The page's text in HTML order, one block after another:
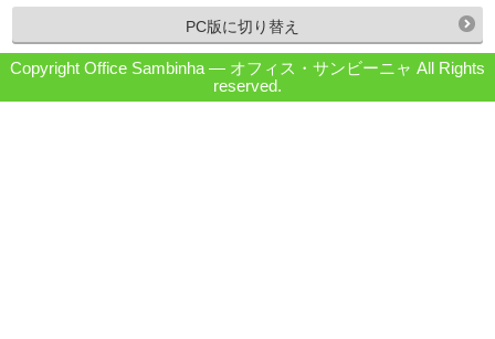
PC版に切り替え
Copyright Office Sambinha ― オフィス・サンビーニャ All Rights
reserved.